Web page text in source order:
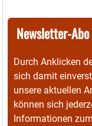
Newsletter-Abo
Durch Anklicken
sich damit
unsere aktuellen
können sich
Informationen